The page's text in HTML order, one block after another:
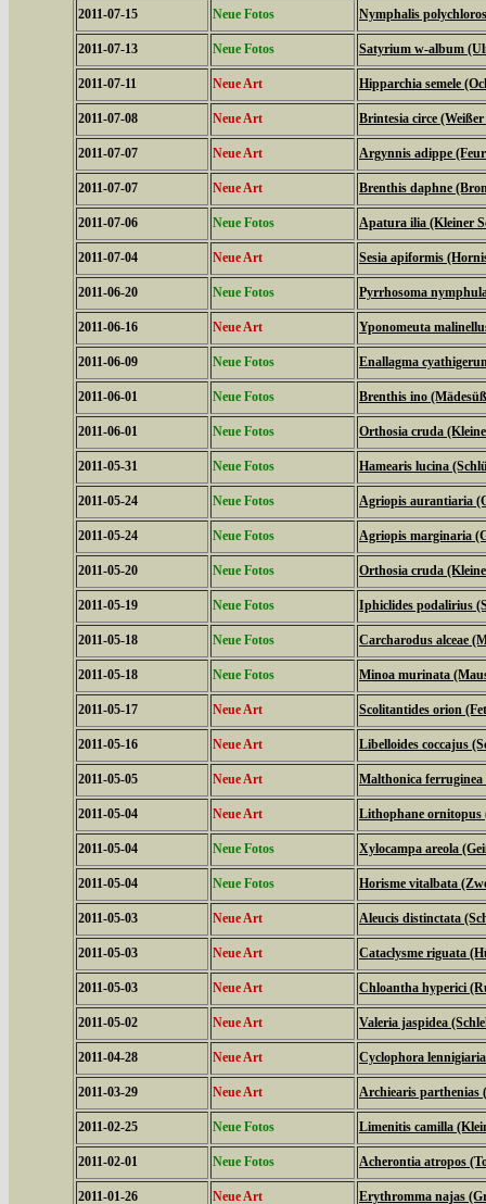
2011-07-15 Neue Fotos Nymphalis
2011-07-13 Neue Fotos Satyrium w-album
2011-07-11 Neue Art Hipparchia semele
2011-07-08 Neue Art Brintesia circe
2011-07-07 Neue Art Argynnis adippe
2011-07-07 Neue Art Brenthis daphne
2011-07-06 Neue Fotos Apatura ilia (Kleiner
2011-07-04 Neue Art Sesia apiformis
2011-06-20 Neue Fotos Pyrrhosoma
2011-06-16 Neue Art Yponomeuta
2011-06-09 Neue Fotos Enallagma
2011-06-01 Neue Fotos Brenthis ino
2011-06-01 Neue Fotos Orthosia cruda
2011-05-31 Neue Fotos Hamearis lucina
2011-05-24 Neue Fotos Agriopis aurantiaria
2011-05-24 Neue Fotos Agriopis marginaria
2011-05-20 Neue Fotos Orthosia cruda
2011-05-19 Neue Fotos Iphiclides podalirius
2011-05-18 Neue Fotos Carcharodus alceae
2011-05-18 Neue Fotos Minoa murinata
2011-05-17 Neue Art Scolitantides orion
2011-05-16 Neue Art Libelloides coccajus
2011-05-05 Neue Art Malthonica
2011-05-04 Neue Art Lithophane ornitopus
2011-05-04 Neue Fotos Xylocampa areola
2011-05-04 Neue Fotos Horisme vitalbata
2011-05-03 Neue Art Aleucis distinctata
2011-05-03 Neue Art Cataclysme riguata
2011-05-03 Neue Art Chloantha hyperici
2011-05-02 Neue Art Valeria jaspidea
2011-04-28 Neue Art Cyclophora
2011-03-29 Neue Art Archiearis
2011-02-25 Neue Fotos Limenitis camilla
2011-02-01 Neue Fotos Acherontia atropos
2011-01-26 Neue Art Erythromma najas